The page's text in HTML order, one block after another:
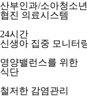
산부인과/소아청소
협진 의료시스템
24시간
신생아 집중 모니터
영양밸런스를 위한
식단
철저한 감염관리